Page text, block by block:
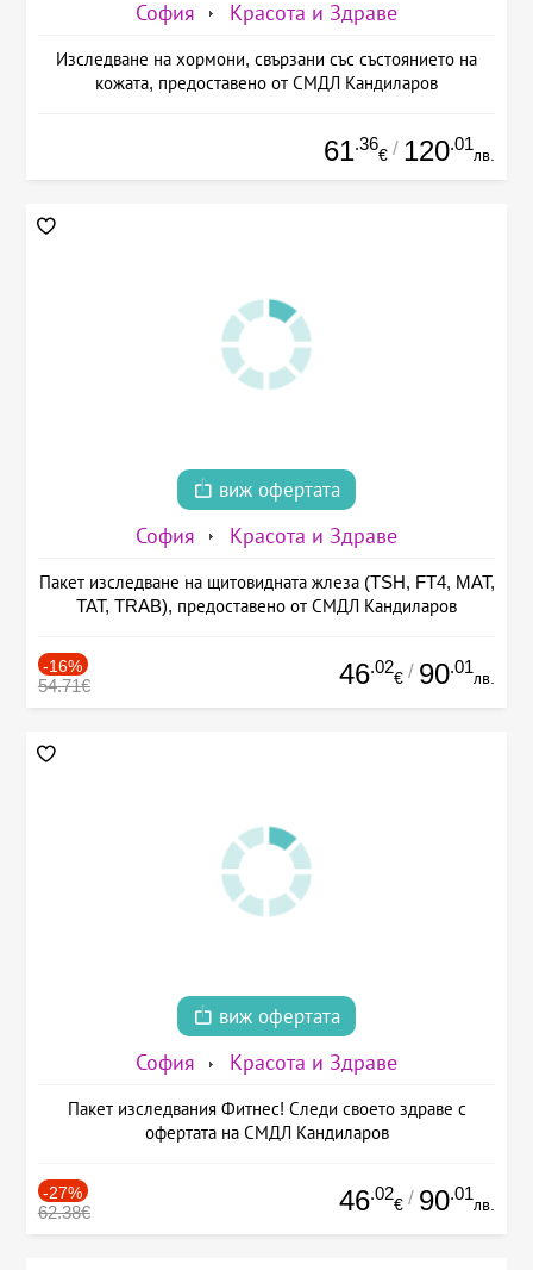
София Красота и Здраве
Изследване на хормони, свързани със състоянието на
кожата, предоставено от СМДЛ Кандиларов
61.36
€ / 120.01
лв.
виж офертата
София Красота и Здраве
Пакет изследване на щитовидната жлеза (TSH, FT4, MAT,
TAT, TRAB), предоставено от СМДЛ Кандиларов
-16%
54.71€ 46.02
€ / 90.01
лв.
виж офертата
София Красота и Здраве
Пакет изследвания Фитнес! Следи своето здраве с
офертата на СМДЛ Кандиларов
-27%
62.38€ 46.02
€ / 90.01
лв.